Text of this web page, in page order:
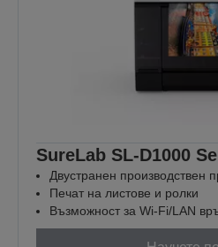
SureLab SL-D1000
Двустранен производствен
Печат на листове и ролки
Възможност за Wi-Fi/LAN